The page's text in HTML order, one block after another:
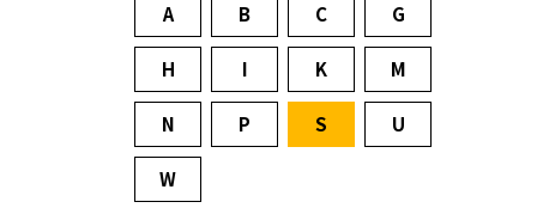
A B C G
H I K M
N P S U
W